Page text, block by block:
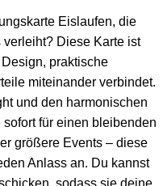
Eislaufen, die
Diese Karte ist
praktische
miteinander verbindet.
und den harmonischen
für einen bleibenden
größere Events – diese
Anlass an. Du kannst
sodass sie deine